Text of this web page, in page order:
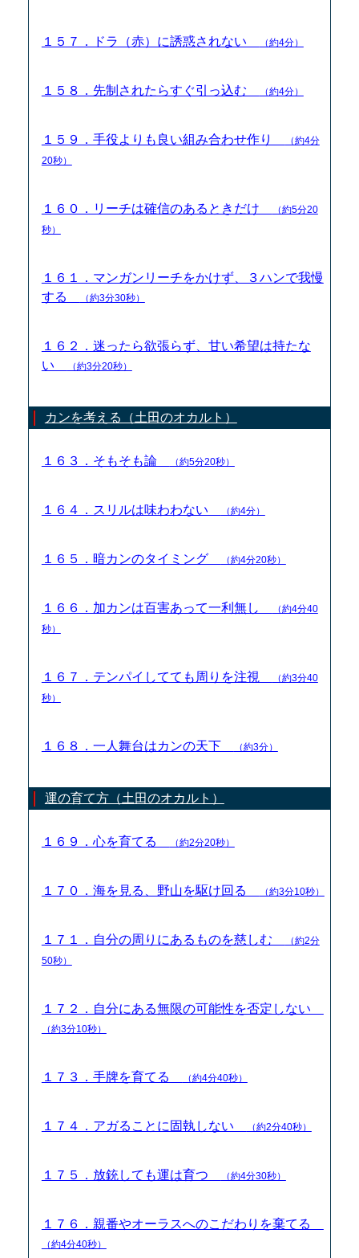
１５７．ドラ（赤）に誘惑されない （約4分）
１５８．先制されたらすぐ引っ込む （約4分）
１５９．手役よりも良い組み合わせ作り
（約4分
20秒）
１６０．リーチは確信のあるときだけ
（約5分20
秒）
１６１．マンガンリーチをかけず、３ハンで我慢
する
（約3分30秒）
１６２．迷ったら欲張らず、甘い希望は持たな
い
（約3分20秒）
カンを考える（土田のオカルト）
１６３．そもそも論 （約5分20秒）
１６４．スリルは味わわない （約4分）
１６５．暗カンのタイミング （約4分20秒）
１６６．加カンは百害あって一利無し
（約4分40
秒）
１６７．テンパイしてても周りを注視
（約3分40
秒）
１６８．一人舞台はカンの天下 （約3分）
運の育て方（土田のオカルト）
１６９．心を育てる （約2分20秒）
１７０．海を見る、野山を駆け回る （約3分10秒）
１７１．自分の周りにあるものを慈しむ
（約2分
50秒）
１７２．自分にある無限の可能性を否定しない
（約3分10秒）
１７３．手牌を育てる （約4分40秒）
１７４．アガることに固執しない （約2分40秒）
１７５．放銃しても運は育つ （約4分30秒）
１７６．親番やオーラスへのこだわりを棄てる
（約4分40秒）